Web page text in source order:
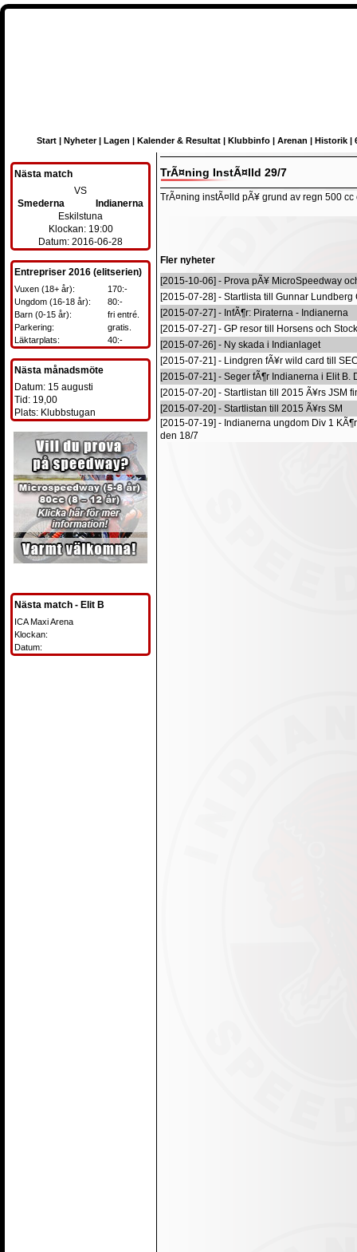
Start | Nyheter| Lagen | Kalender & Resultat | Klubbinfo | Arenan | Historik |
Nästa match
VS
Smederna Indianerna
Eskilstuna
Klockan: 19:00
Datum: 2016-06-28
Entrepriser 2016 (elitserien)
Vuxen (18+ år):
170:-
Ungdom (16-18 år):
80:-
Barn (0-15 år):
fri entré.
Parkering:
gratis.
Läktarplats:
40:-
Nästa månadsmöte
Datum: 15 augusti
Tid: 19,00
Plats: Klubbstugan
Nästa match - Elit B
ICA Maxi Arena
Klockan:
Datum:
TrÃ¤ning InstÃ¤lld 29/7
TrÃ¤ning instÃ¤lld pÃ¥ grund av regn 500 cc
Fler nyheter
[2015-10-06] - Prova pÃ¥ MicroSpeedway
[2015-07-28] - Startlista till Gunnar Lundberg
[2015-07-27] - InfÃ¶r: Piraterna - Indianerna
[2015-07-27] - GP resor till Horsens och
[2015-07-26] - Ny skada i Indianlaget
[2015-07-21] - Lindgren fÃ¥r wild card till
[2015-07-21] - Seger fÃ¶r Indianerna i Elit B.
[2015-07-20] - Startlistan till 2015 Ã¥rs JSM
[2015-07-20] - Startlistan till 2015 Ã¥rs SM
[2015-07-19] - Indianerna ungdom Div 1
den 18/7